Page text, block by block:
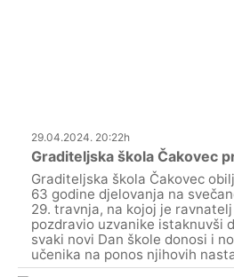
29.04.2024. 20:22h
Graditeljska škola Čakovec
Graditeljska škola Čakovec
63 godine djelovanja na
29. travnja, na kojoj je
pozdravio uzvanike istaknuvši
svaki novi Dan škole donosi i
učenika na ponos njihovih